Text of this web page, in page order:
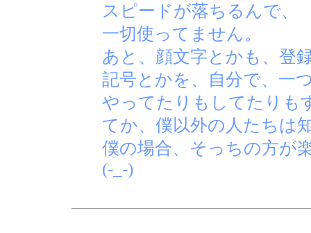
スピードが落ちるんで、
一切使ってません。
あと、顔文字とかも、登
記号とかを、自分で、一
やってたりもしてたりも
てか、僕以外の人たちは
僕の場合、そっちの方が
(-_-)